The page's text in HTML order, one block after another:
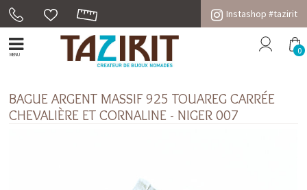
Instashop #tazirit
MENU 0
BAGUE ARGENT MASSIF 925 TOUAREG CARRÉE
CHEVALIÈRE ET CORNALINE - NIGER 007